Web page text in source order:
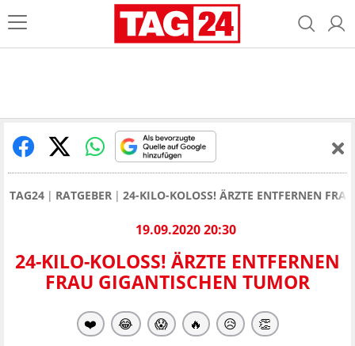
TAG24 RATGEBER 24-KILO-KOLOSS! ÄRZTE ENTFERNEN
19.09.2020 20:30
24-KILO-KOLOSS! ÄRZTE ENTFERNEN
FRAU GIGANTISCHEN TUMOR
❤️ 😂 😱 🔥 😥 👏